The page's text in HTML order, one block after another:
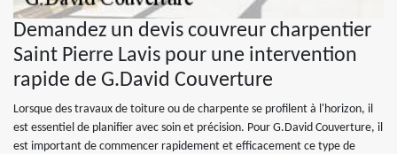
Demandez un devis couvreur charpentier
Saint Pierre Lavis pour une intervention
rapide de G.David Couverture
Lorsque des travaux de toiture ou de charpente se profilent à l'horizon, il
est essentiel de planifier avec soin et précision. Pour G.David Couverture, il
est important de commencer rapidement et efficacement ce type de